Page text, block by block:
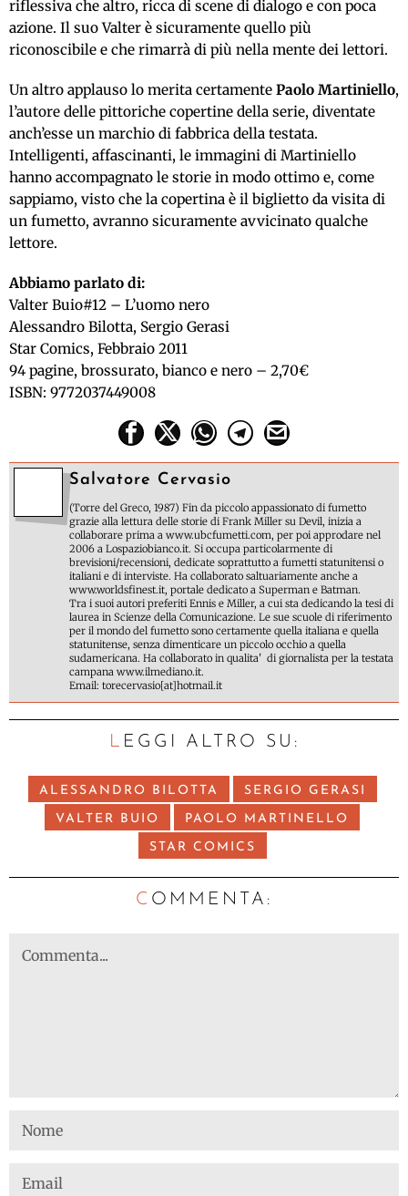
riflessiva che altro, ricca di scene di dialogo e con poca
azione. Il suo Valter è sicuramente quello più
riconoscibile e che rimarrà di più nella mente dei lettori.
Un altro applauso lo merita certamente Paolo Martiniello,
l’autore delle pittoriche copertine della serie, diventate
anch’esse un marchio di fabbrica della testata.
Intelligenti, affascinanti, le immagini di Martiniello
hanno accompagnato le storie in modo ottimo e, come
sappiamo, visto che la copertina è il biglietto da visita di
un fumetto, avranno sicuramente avvicinato qualche
lettore.
Abbiamo parlato di:
Valter Buio#12 – L’uomo nero
Alessandro Bilotta, Sergio Gerasi
Star Comics, Febbraio 2011
94 pagine, brossurato, bianco e nero – 2,70€
ISBN: 9772037449008
Salvatore Cervasio
(Torre del Greco, 1987) Fin da piccolo appassionato di fumetto
grazie alla lettura delle storie di Frank Miller su Devil, inizia a
collaborare prima a www.ubcfumetti.com, per poi approdare nel
2006 a Lospaziobianco.it. Si occupa particolarmente di
brevisioni/recensioni, dedicate soprattutto a fumetti statunitensi o
italiani e di interviste. Ha collaborato saltuariamente anche a
www.worldsfinest.it, portale dedicato a Superman e Batman.
Tra i suoi autori preferiti Ennis e Miller, a cui sta dedicando la tesi di
laurea in Scienze della Comunicazione. Le sue scuole di riferimento
per il mondo del fumetto sono certamente quella italiana e quella
statunitense, senza dimenticare un piccolo occhio a quella
sudamericana. Ha collaborato in qualita' di giornalista per la testata
campana www.ilmediano.it.
Email: torecervasio[at]hotmail.it
LEGGI ALTRO SU:
ALESSANDRO BILOTTA SERGIO GERASI
VALTER BUIO PAOLO MARTINELLO
STAR COMICS
C OMMENTA: